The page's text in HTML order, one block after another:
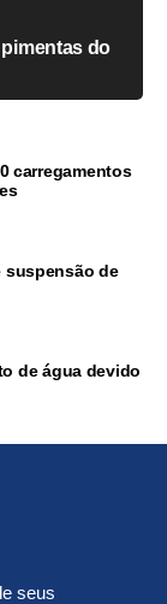
do
carregamentos
suspensão de
de água devido
seus